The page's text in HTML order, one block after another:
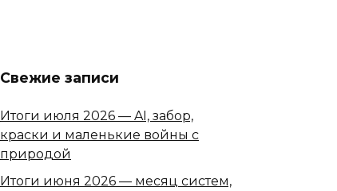
Свежие записи
Итоги июля 2026 — AI, забор,
краски и маленькие войны с
природой
Итоги июня 2026 — месяц систем,